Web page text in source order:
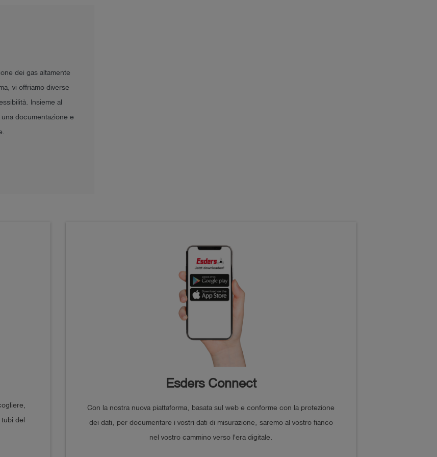
dei gas altamente
vi offriamo diverse
Insieme al
documentazione e
del
Esders Connect
Con la nostra nuova piattaforma, basata sul web e conforme con la protezione
dei dati, per documentare i vostri dati di misurazione, saremo al vostro fianco
nel vostro cammino verso l'era digitale.